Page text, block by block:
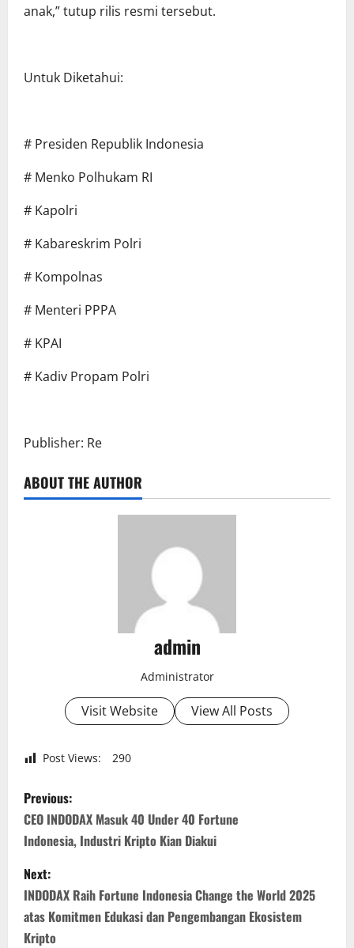
anak,” tutup rilis resmi tersebut.
Untuk Diketahui:
# Presiden Republik Indonesia
# Menko Polhukam RI
# Kapolri
# Kabareskrim Polri
# Kompolnas
# Menteri PPPA
# KPAI
# Kadiv Propam Polri
Publisher: Re
ABOUT THE AUTHOR
admin
Administrator
Visit Website View All Posts
Post Views: 290
P
o
s
t
n
Previous:
CEO INDODAX Masuk 40 Under 40 Fortune
Indonesia, Industri Kripto Kian Diakui
Next:
INDODAX Raih Fortune Indonesia Change the World 2025
atas Komitmen Edukasi dan Pengembangan Ekosistem
Kripto